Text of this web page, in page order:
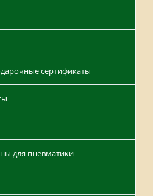
сертификаты
для пневматики